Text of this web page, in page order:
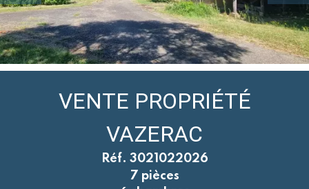
VENTE PROPRIÉTÉ
VAZERAC
Réf. 3021022026
7 pièces